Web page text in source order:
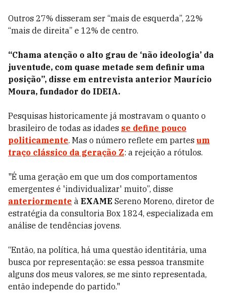
Outros 27% disseram ser “mais de esquerda”, 22%
“mais de direita” e 12% de centro.
“Chama atenção o alto grau de ‘não ideologia’ da
juventude, com quase metade sem definir uma
posição”, disse em entrevista anterior Maurício
Moura, fundador do IDEIA.
Pesquisas historicamente já mostravam o quanto o
brasileiro de todas as idades se define pouco
politicamente. Mas o número reflete em partes um
traço clássico da geração Z: a rejeição a rótulos.
"É uma geração em que um dos comportamentos
emergentes é 'individualizar' muito”, disse
anteriormente à EXAME Sereno Moreno, diretor de
estratégia da consultoria Box 1824, especializada em
análise de tendências jovens.
“Então, na política, há uma questão identitária, uma
busca por representação: se essa pessoa transmite
alguns dos meus valores, se me sinto representada,
então independe do partido."